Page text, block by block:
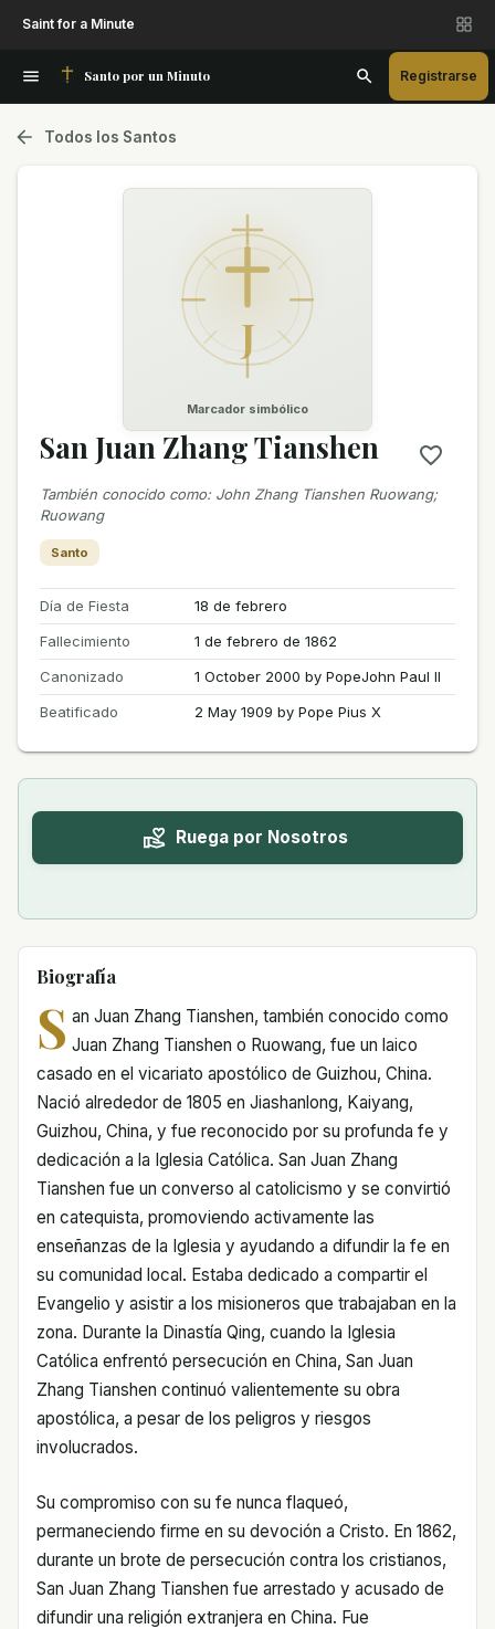
Saint for a Minute
Santo por un Minuto Registrarse
Todos los Santos
J
Marcador simbólico
San Juan Zhang Tianshen
También conocido como: John Zhang Tianshen Ruowang;
Ruowang
Santo
Día de Fiesta
18 de febrero
Fallecimiento
1 de febrero de 1862
Canonizado
1 October 2000 by PopeJohn Paul II
Beatificado
2 May 1909 by Pope Pius X
Ruega por Nosotros
Biografía
S an Juan Zhang Tianshen, también conocido como
Juan Zhang Tianshen o Ruowang, fue un laico
casado en el vicariato apostólico de Guizhou, China.
Nació alrededor de 1805 en Jiashanlong, Kaiyang,
Guizhou, China, y fue reconocido por su profunda fe y
dedicación a la Iglesia Católica. San Juan Zhang
Tianshen fue un converso al catolicismo y se convirtió
en catequista, promoviendo activamente las
enseñanzas de la Iglesia y ayudando a difundir la fe en
su comunidad local. Estaba dedicado a compartir el
Evangelio y asistir a los misioneros que trabajaban en la
zona. Durante la Dinastía Qing, cuando la Iglesia
Católica enfrentó persecución en China, San Juan
Zhang Tianshen continuó valientemente su obra
apostólica, a pesar de los peligros y riesgos
involucrados.
Su compromiso con su fe nunca flaqueó,
permaneciendo firme en su devoción a Cristo. En 1862,
durante un brote de persecución contra los cristianos,
San Juan Zhang Tianshen fue arrestado y acusado de
difundir una religión extranjera en China. Fue